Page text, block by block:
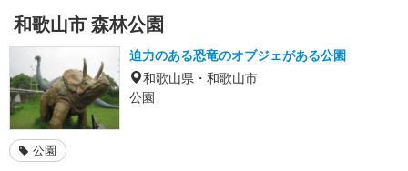
和歌山市 森林公園
迫力のある恐竜のオブジェがある公園
和歌山県・和歌山市
公園
公園